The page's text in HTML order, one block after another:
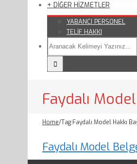
+ DİĞER HİZMETLER
YABANCI PERSONEL
TELİF HAKKI
Faydalı
Home/Tag:Faydalı Model Hakkı
Faydalı Model